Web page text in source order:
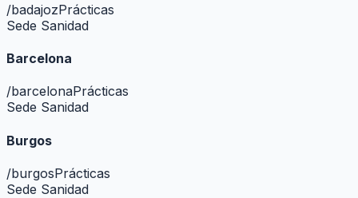
/badajozPrácticas
Sede Sanidad
Barcelona
/barcelonaPrácticas
Sede Sanidad
Burgos
/burgosPrácticas
Sede Sanidad